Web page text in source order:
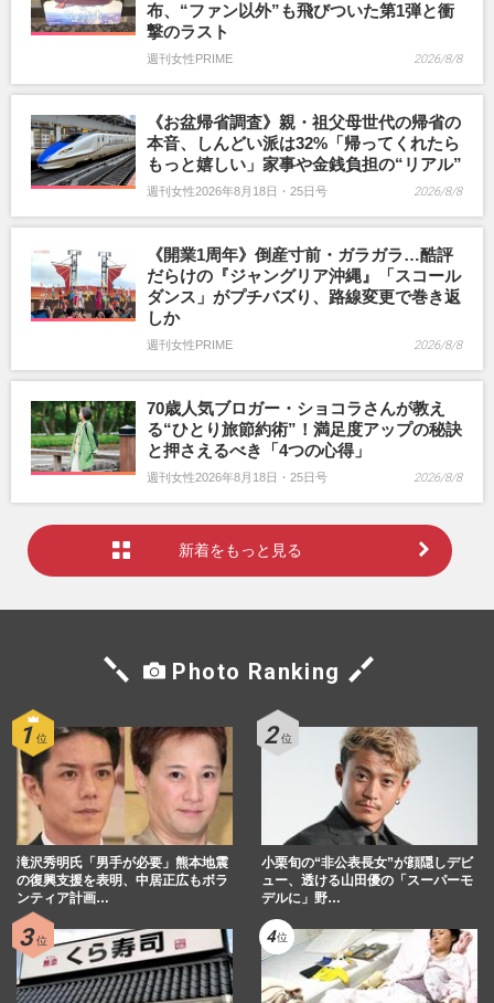
布、“ファン以外”も飛びついた第1弾と衝
撃のラスト
週刊女性PRIME 2026/8/8
《お盆帰省調査》親・祖父母世代の帰省の
本音、しんどい派は32%「帰ってくれたら
もっと嬉しい」家事や金銭負担の“リアル”
週刊女性2026年8月18日・25日号 2026/8/8
《開業1周年》倒産寸前・ガラガラ…酷評
だらけの『ジャングリア沖縄』「スコール
ダンス」がプチバズり、路線変更で巻き返
しか
週刊女性PRIME 2026/8/8
70歳人気ブロガー・ショコラさんが教え
る“ひとり旅節約術”！満足度アップの秘訣
と押さえるべき「4つの心得」
週刊女性2026年8月18日・25日号 2026/8/8
新着をもっと見る
Photo Ranking
滝沢秀明氏「男手が必要」熊本地震
の復興支援を表明、中居正広もボラ
ンティア計画…
小栗旬の“非公表長女”が顔隠しデビ
ュー、透ける山田優の「スーパーモ
デルに」野…